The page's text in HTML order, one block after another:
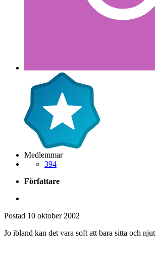
Medlemmar
394
Författare
Postad 10 oktober 2002
Jo ibland kan det vara soft att bara sitta och